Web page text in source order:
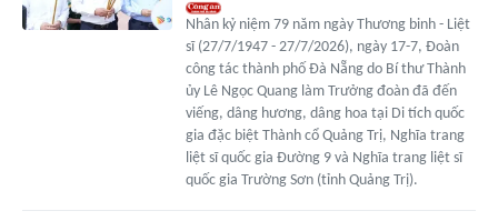
Nhân kỷ niệm 79 năm ngày Thương binh - Liệt
sĩ (27/7/1947 - 27/7/2026), ngày 17-7, Đoàn
công tác thành phố Đà Nẵng do Bí thư Thành
ủy Lê Ngọc Quang làm Trưởng đoàn đã đến
viếng, dâng hương, dâng hoa tại Di tích quốc
gia đặc biệt Thành cổ Quảng Trị, Nghĩa trang
liệt sĩ quốc gia Đường 9 và Nghĩa trang liệt sĩ
quốc gia Trường Sơn (tỉnh Quảng Trị).